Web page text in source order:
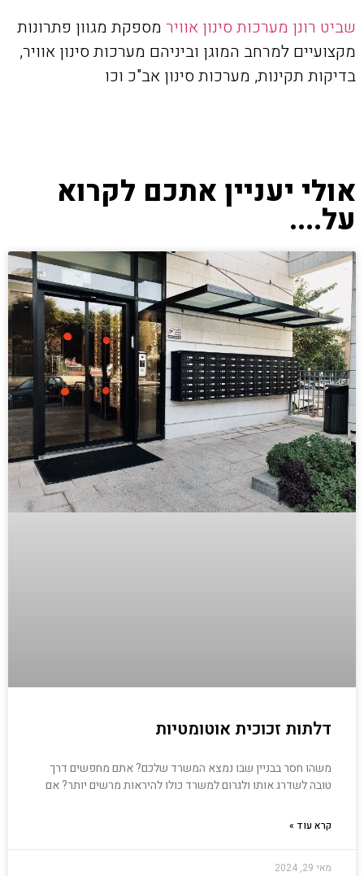
שביט רונן מערכות סינון אוויר מספקת מגוון פתרונות
מקצועיים למרחב המוגן וביניהם מערכות סינון אוויר,
בדיקות תקינות, מערכות סינון אב"כ וכו
אולי יעניין אתכם לקרוא
על....
דלתות זכוכית אוטומטיות
משהו חסר בבניין שבו נמצא המשרד שלכם? אתם מחפשים דרך
טובה לשדרג אותו ולגרום למשרד כולו להיראות מרשים יותר? אם
קרא עוד »
מאי 29, 2024